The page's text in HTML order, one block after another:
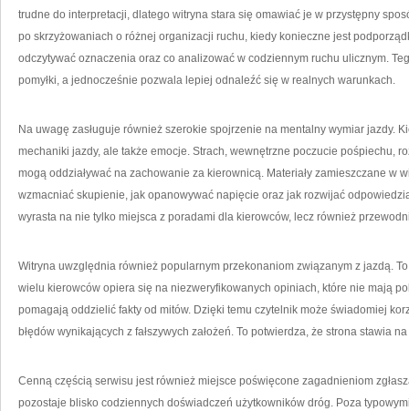
trudne do interpretacji, dlatego witryna stara się omawiać je w przystępny
po skrzyżowaniach o różnej organizacji ruchu, kiedy konieczne jest
odczytywać oznaczenia oraz co analizować w codziennym ruchu ulicznym.
pomyłki, a jednocześnie pozwala lepiej odnaleźć się w realnych warunkach.
Na uwagę zasługuje również szerokie spojrzenie na mentalny wymiar jazdy.
mechaniki jazdy, ale także emocje. Strach, wewnętrzne poczucie pośpiechu,
mogą oddziaływać na zachowanie za kierownicą. Materiały zamieszczane w
wzmacniać skupienie, jak opanowywać napięcie oraz jak rozwijać
wyrasta na nie tylko miejsca z poradami dla kierowców, lecz również
Witryna uwzględnia również popularnym przekonaniom związanym z jazdą.
wielu kierowców opiera się na niezweryfikowanych opiniach, które nie mają
pomagają oddzielić fakty od mitów. Dzięki temu czytelnik może świadomiej
błędów wynikających z fałszywych założeń. To potwierdza, że strona stawia
Cenną częścią serwisu jest również miejsce poświęcone zagadnieniom
pozostaje blisko codziennych doświadczeń użytkowników dróg. Poza